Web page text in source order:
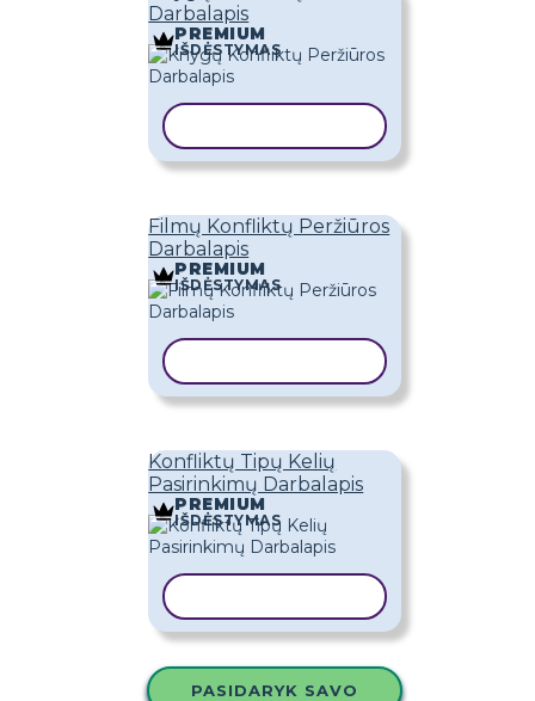
Darbalapis
PREMIUM
IŠDĖSTYMAS
Filmų Konfliktų Peržiūros
Darbalapis
PREMIUM
IŠDĖSTYMAS
Konfliktų Tipų Kelių
Pasirinkimų Darbalapis
PREMIUM
IŠDĖSTYMAS
PASIDARYK SAVO